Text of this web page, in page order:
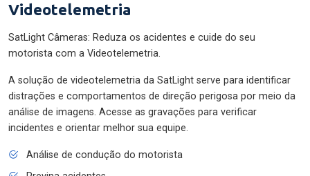
Videotelemetria
SatLight Câmeras: Reduza os acidentes e cuide do seu
motorista com a Videotelemetria.
A solução de videotelemetria da SatLight serve para identificar
distrações e comportamentos de direção perigosa por meio da
análise de imagens. Acesse as gravações para verificar
incidentes e orientar melhor sua equipe.
Análise de condução do motorista